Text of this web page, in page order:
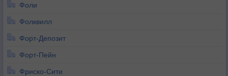
Фоли
Фолквилл
Форт-Депозит
Форт-Пейн
Фриско-Сити